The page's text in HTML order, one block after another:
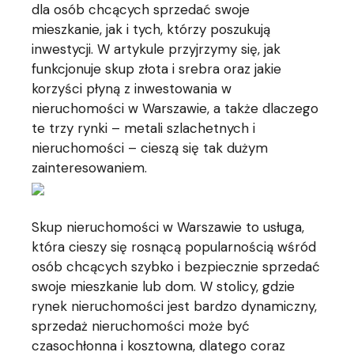
dla osób chcących sprzedać swoje
mieszkanie, jak i tych, którzy poszukują
inwestycji. W artykule przyjrzymy się, jak
funkcjonuje skup złota i srebra oraz jakie
korzyści płyną z inwestowania w
nieruchomości w Warszawie, a także dlaczego
te trzy rynki – metali szlachetnych i
nieruchomości – cieszą się tak dużym
zainteresowaniem.
Skup nieruchomości w Warszawie to usługa,
która cieszy się rosnącą popularnością wśród
osób chcących szybko i bezpiecznie sprzedać
swoje mieszkanie lub dom. W stolicy, gdzie
rynek nieruchomości jest bardzo dynamiczny,
sprzedaż nieruchomości może być
czasochłonna i kosztowna, dlatego coraz